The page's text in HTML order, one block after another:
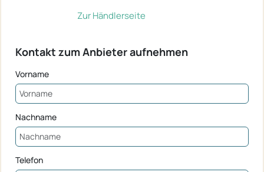
Zur Händlerseite
Kontakt zum Anbieter aufnehmen
Vorname
Nachname
Telefon